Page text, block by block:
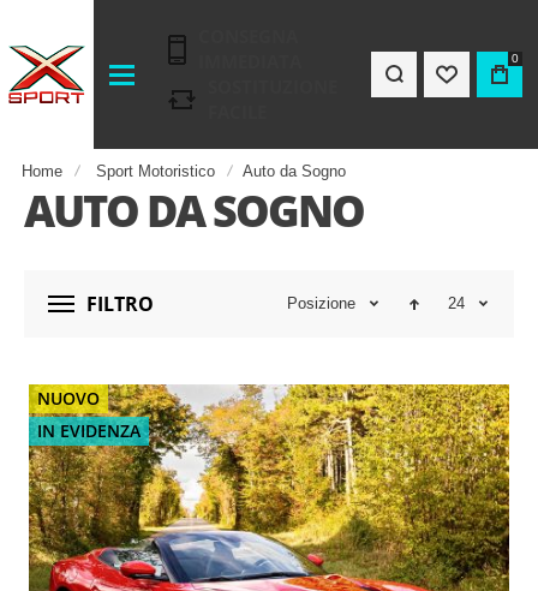
0
Home Sport Motoristico Auto da Sogno
AUTO DA SOGNO
FILTRO Posizione 24
NUOVO
IN EVIDENZA